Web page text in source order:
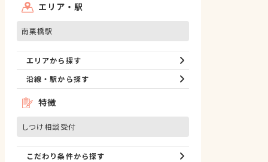
エリア・駅
南栗橋駅
エリアから探す
沿線・駅から探す
特徴
しつけ相談受付
こだわり条件から探す